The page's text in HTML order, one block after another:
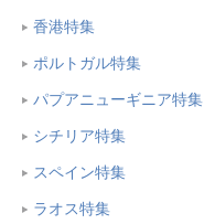
香港特集
ポルトガル特集
パプアニューギニア特集
シチリア特集
スペイン特集
ラオス特集